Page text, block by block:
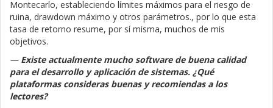
Montecarlo, estableciendo límites máximos para el riesgo de
ruina, drawdown máximo y otros parámetros., por lo que esta
tasa de retorno resume, por sí misma, muchos de mis
objetivos.
— Existe actualmente mucho software de buena calidad
para el desarrollo y aplicación de sistemas. ¿Qué
plataformas consideras buenas y recomiendas a los
lectores?